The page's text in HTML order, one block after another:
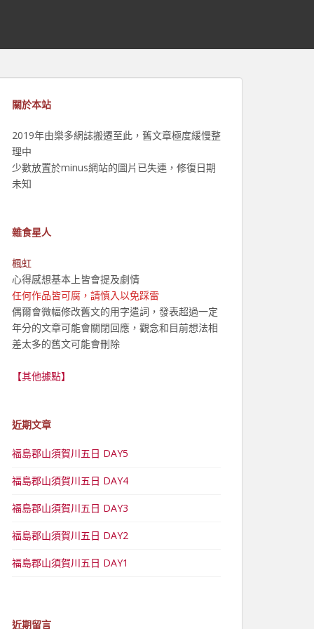
關於本站
2019年由樂多網誌搬遷至此，舊文章極度緩慢整
理中
少數放置於minus網站的圖片已失連，修復日期
未知
雜食星人
楓虹
心得感想基本上皆會提及劇情
任何作品皆可腐，請慎入以免踩雷
偶爾會微幅修改舊文的用字遣詞，發表超過一定
年分的文章可能會關閉回應，觀念和目前想法相
差太多的舊文可能會刪除
【其他據點】
近期文章
福島郡山須賀川五日 DAY5
福島郡山須賀川五日 DAY4
福島郡山須賀川五日 DAY3
福島郡山須賀川五日 DAY2
福島郡山須賀川五日 DAY1
近期留言